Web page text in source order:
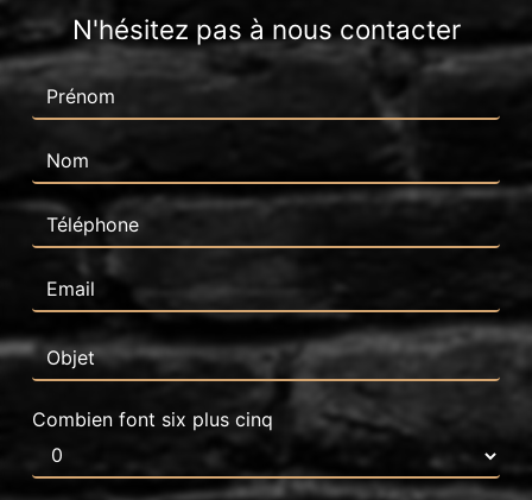
N'hésitez pas à nous contacter
Combien font six plus cinq